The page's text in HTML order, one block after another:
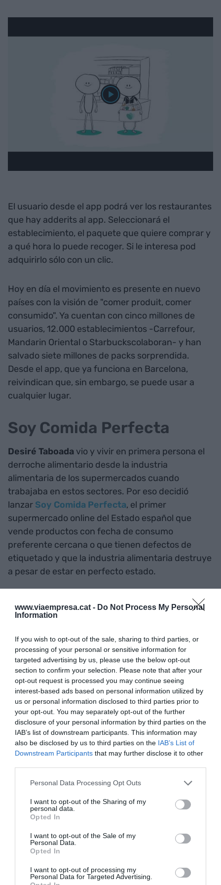
www.viaempresa.cat - Do Not Process My Personal
Information
If you wish to opt-out of the sale, sharing to third parties, or
processing of your personal or sensitive information for
targeted advertising by us, please use the below opt-out
section to confirm your selection. Please note that after your
opt-out request is processed you may continue seeing
interest-based ads based on personal information utilized by
us or personal information disclosed to third parties prior to
your opt-out. You may separately opt-out of the further
disclosure of your personal information by third parties on the
IAB’s list of downstream participants. This information may
also be disclosed by us to third parties on the IAB’s List of
Downstream Participants that may further disclose it to other
Personal Data Processing Opt Outs
I want to opt-out of the Sharing of my
personal data.
Opted In
I want to opt-out of the Sale of my
Personal Data.
Opted In
I want to opt-out of processing my
Personal Data for Targeted Advertising.
El usuario desde el app podrá ver los restaurantes
que hay adderits al app. Seleccionará el
establecimiento, el paquete que quiere comprar y
a qué hora lo puede recoger. Si le interesa pod
adquirirlo sólo con un clic.
Hoy en día el movimiento es presente en nuevo
países con la visión de "comer produit, comer
consumido". Ya cuentan con cinco millones de
usuarios, 12.000 establecimientos -Carrefour,
Mandarin Oriental o Starbuckscolaboran- y han
salvado siete millones de packs sorprendida.
Desde el app, que ya funciona en Barcelona,
reivindican que, sin embargo, se puede usar a
cualquier lugar.
Soy Comida Perfecta
Desiré Taboada vio y vivir en primera persona el
derroche alimentario desde la industria
alimentaria de los supermercados cuando
trabajaba en estos sectores. Por eso decidió
lanzar Soy Comida Perfecta, el primer
supermercado online del Estado español que
vende productos con fecha de consumo
preferente cercana o que tienen defectos de
etiquetado y que la industria alimentaria destruye
a pesar de estar en perfecto estado.
La directora del supermercado online Soy Comida
Perfecta, Desiré Taboada | Cedida (ACN)
El proyecto empieza a andar al Perú el 2016 y
Ship2Be. La tienda en linea vende productos
alimentarios con un gran descuento para evitar
que sean destruidos. "Negociamos con la
industria que nos proporciona los productos y los
ponemos a la venta", detalla. Unilever, Pastas
Gallo, Borges, Nestlé son algunas de las empresas